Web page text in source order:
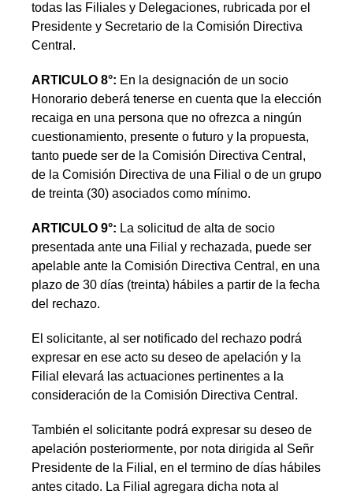
todas las Filiales y Delegaciones, rubricada por el
Presidente y Secretario de la Comisión Directiva
Central.
ARTICULO 8°: En la designación de un socio
Honorario deberá tenerse en cuenta que la elección
recaiga en una persona que no ofrezca a ningún
cuestionamiento, presente o futuro y la propuesta,
tanto puede ser de la Comisión Directiva Central,
de la Comisión Directiva de una Filial o de un grupo
de treinta (30) asociados como mínimo.
ARTICULO 9°: La solicitud de alta de socio
presentada ante una Filial y rechazada, puede ser
apelable ante la Comisión Directiva Central, en una
plazo de 30 días (treinta) hábiles a partir de la fecha
del rechazo.
El solicitante, al ser notificado del rechazo podrá
expresar en ese acto su deseo de apelación y la
Filial elevará las actuaciones pertinentes a la
consideración de la Comisión Directiva Central.
También el solicitante podrá expresar su deseo de
apelación posteriormente, por nota dirigida al Señr
Presidente de la Filial, en el termino de días hábiles
antes citado. La Filial agregara dicha nota al